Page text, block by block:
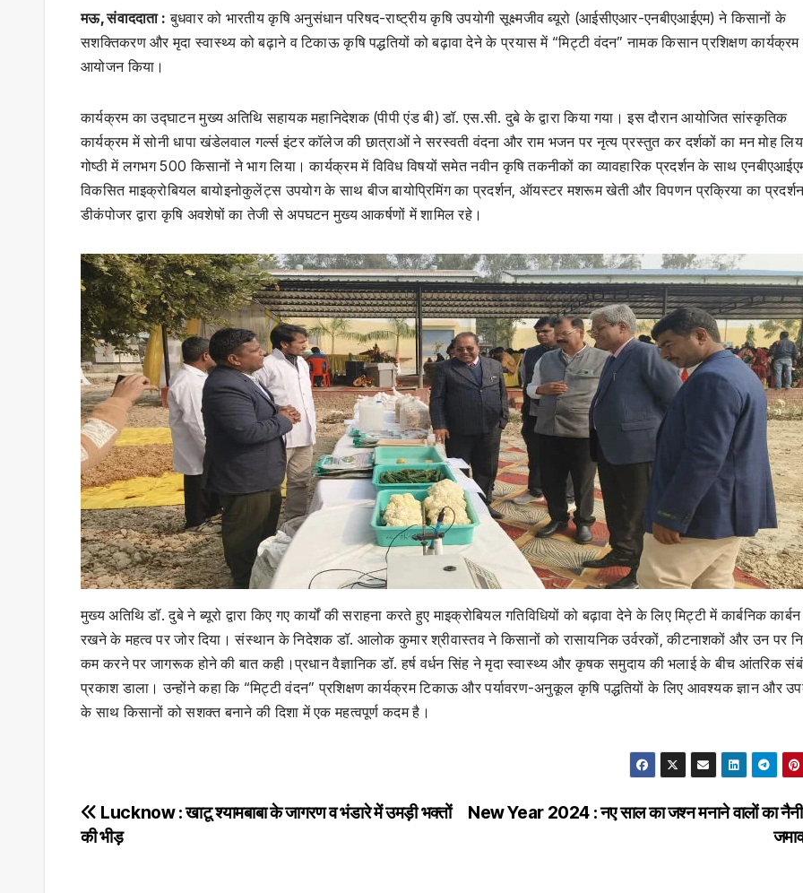
मऊ, संवाददाता : बुधवार को भारतीय कृषि अनुसंधान परिषद-राष्ट्रीय कृषि उपयोगी सूक्ष्मजीव ब्यूरो (आईसीएआर-एनबीएआईएम) ने किसानों के
सशक्तिकरण और मृदा स्वास्थ्य को बढ़ाने व टिकाऊ कृषि पद्धतियों को बढ़ावा देने के प्रयास में “मिट्टी वंदन” नामक किसान प्रशिक्षण कार्यक्रम
आयोजन किया।
कार्यक्रम का उद्घाटन मुख्य अतिथि सहायक महानिदेशक (पीपी एंड बी) डॉ. एस.सी. दुबे के द्वारा किया गया। इस दौरान आयोजित सांस्कृतिक
कार्यक्रम में सोनी धापा खंडेलवाल गर्ल्स इंटर कॉलेज की छात्राओं ने सरस्वती वंदना और राम भजन पर नृत्य प्रस्तुत कर दर्शकों का मन मोह
गोष्ठी में लगभग 500 किसानों ने भाग लिया। कार्यक्रम में विविध विषयों समेत नवीन कृषि तकनीकों का व्यावहारिक प्रदर्शन के साथ एनबीएआईएम
विकसित माइक्रोबियल बायोइनोकुलेंट्स उपयोग के साथ बीज बायोप्रिमिंग का प्रदर्शन, ऑयस्टर मशरूम खेती और विपणन प्रक्रिया का
डीकंपोजर द्वारा कृषि अवशेषों का तेजी से अपघटन मुख्य आकर्षणों में शामिल रहे।
मुख्य अतिथि डॉ. दुबे ने ब्यूरो द्वारा किए गए कार्यों की सराहना करते हुए माइक्रोबियल गतिविधियों को बढ़ावा देने के लिए मिट्टी में कार्बनिक
रखने के महत्व पर जोर दिया। संस्थान के निदेशक डॉ. आलोक कुमार श्रीवास्तव ने किसानों को रासायनिक उर्वरकों, कीटनाशकों और उन पर
कम करने पर जागरूक होने की बात कही।प्रधान वैज्ञानिक डॉ. हर्ष वर्धन सिंह ने मृदा स्वास्थ्य और कृषक समुदाय की भलाई के बीच आंतरिक
प्रकाश डाला। उन्होंने कहा कि “मिट्टी वंदन” प्रशिक्षण कार्यक्रम टिकाऊ और पर्यावरण-अनुकूल कृषि पद्धतियों के लिए आवश्यक ज्ञान और
के साथ किसानों को सशक्त बनाने की दिशा में एक महत्वपूर्ण कदम है।
Post
navigation
New Year 2024 : नए साल का जश्न मनाने वालों का
Lucknow : खाटू श्यामबाबा के जागरण व भंडारे में उमड़ी भक्तों
की भीड़